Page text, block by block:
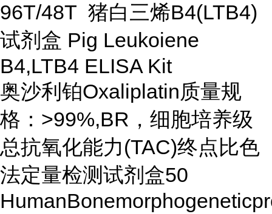
96T/48T 猪白三烯B4(LTB4)
试剂盒 Pig Leukoiene
B4,LTB4 ELISA Kit
奥沙利铂Oxaliplatin质量规
格：>99%,BR，细胞培养级
总抗氧化能力(TAC)终点比色
法定量检测试剂盒50